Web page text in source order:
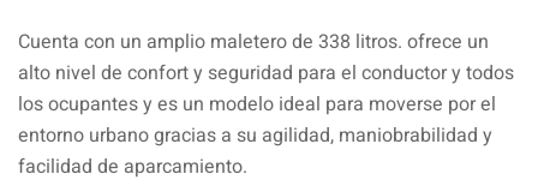
Cuenta con un amplio maletero de 338 litros. ofrece un
alto nivel de confort y seguridad para el conductor y todos
los ocupantes y es un modelo ideal para moverse por el
entorno urbano gracias a su agilidad, maniobrabilidad y
facilidad de aparcamiento.